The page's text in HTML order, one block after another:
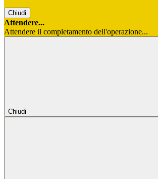
Chiudi
Attendere...
Attendere il completamento dell'operazione...
Chiudi